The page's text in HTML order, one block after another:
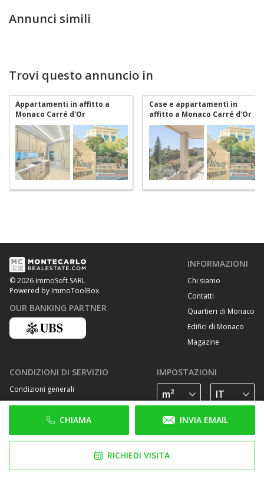
CHIAMA INVIA EMAIL
RICHIEDI VISITA
Annunci simili
Trovi questo annuncio in
Appartamenti in affitto a
Monaco Carré d'Or
Case e appartamenti in
affitto a Monaco Carré d'Or
© 2026 ImmoSoft SARL
Powered by ImmoToolBox
OUR BANKING PARTNER
INFORMAZIONI
Chi siamo
Contatti
Quartieri di Monaco
Edifici di Monaco
Magazine
CONDIZIONI DI SERVIZIO
Condizioni generali
Privacy Policy
Cookie Policy
IMPOSTAZIONI
SEGUICI SU